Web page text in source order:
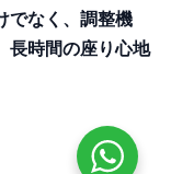
でなく、調整機
長時間の座り心地
Swedish
Danish